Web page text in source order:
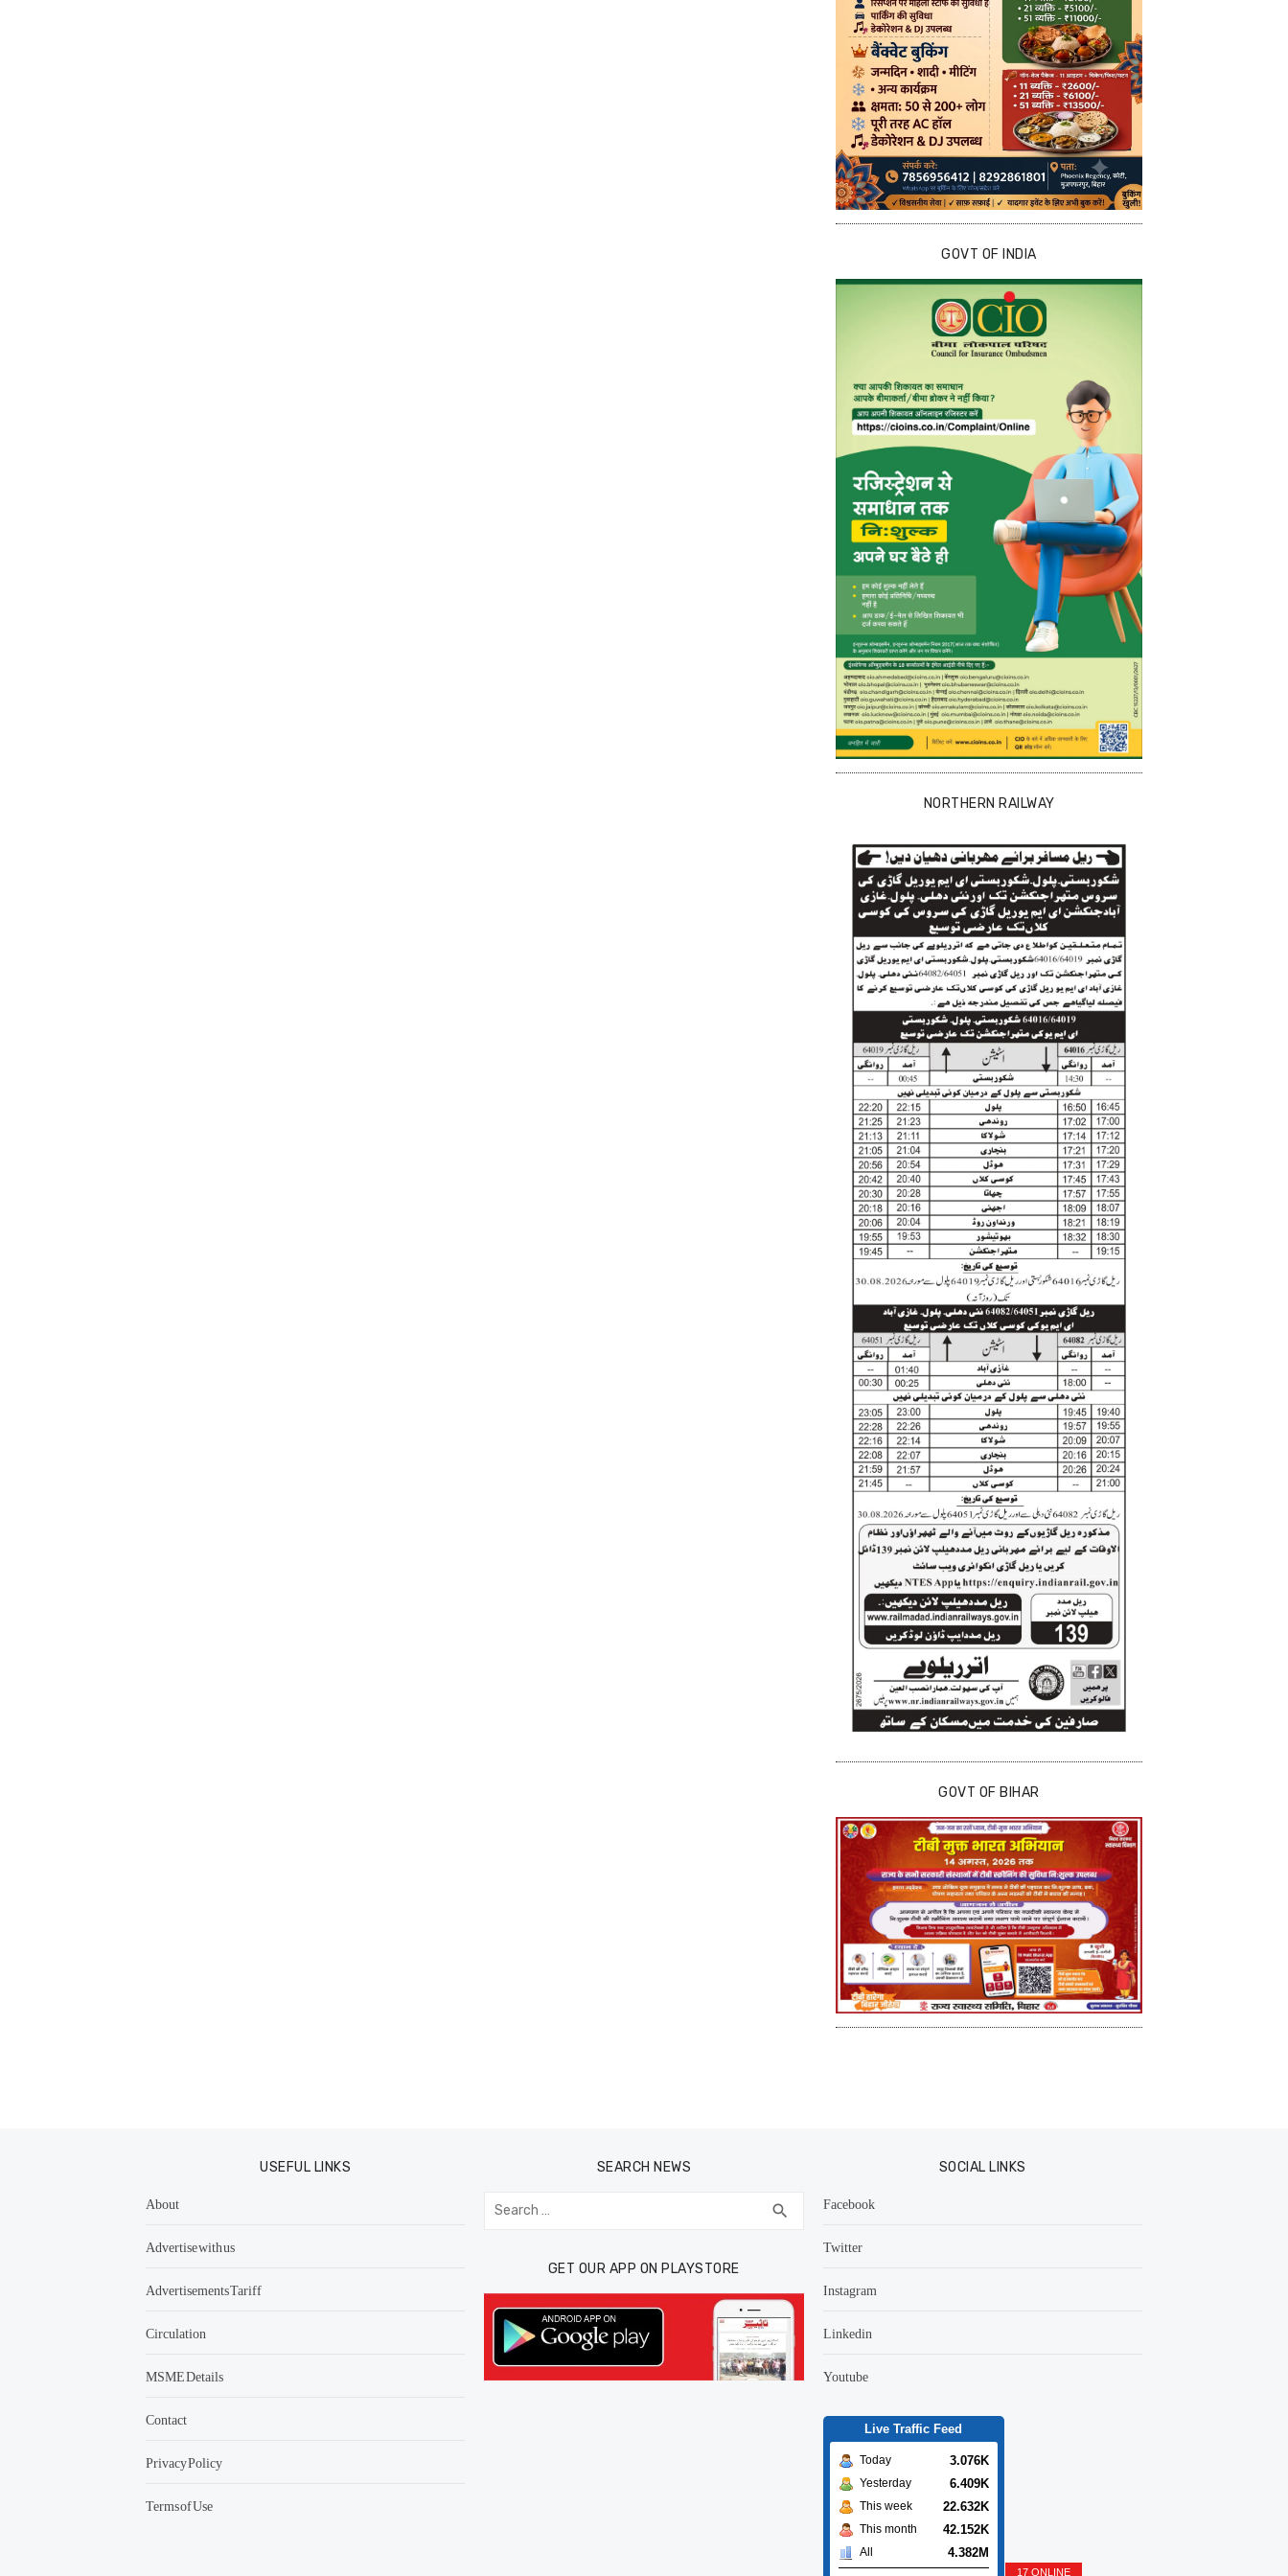
GOVT OF INDIA
NORTHERN RAILWAY
GOVT OF BIHAR
USEFUL LINKS
About
Advertise with us
Advertisements Tariff
Circulation
MSME Details
Contact
Privacy Policy
Terms of Use
SEARCH NEWS
Search
for: search SEARCH
GET OUR APP ON PLAYSTORE
SOCIAL LINKS
Facebook
Twitter
Instagram
Linkedin
Youtube
Live Traffic Feed
Today 3.076K
Yesterday 6.409K
This week 22.632K
This month 42.152K
All 4.382M
17 ONLINE